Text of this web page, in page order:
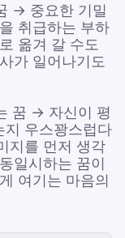
→ 중요한 기밀
취급하는 부하
옮겨 갈 수도
가 일어나기도
꿈 → 자신이 평
지 우스꽝스럽다
지를 먼저 생각
일시하는 꿈이
여기는 마음의